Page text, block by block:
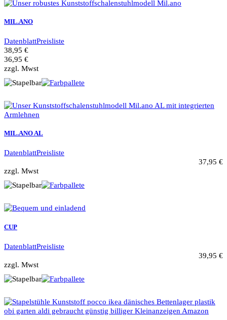
MIL.ANO
DatenblattPreisliste
38,95 €
36,95 €
zzgl. Mwst
MIL.ANO AL
DatenblattPreisliste
37,95 €
zzgl. Mwst
CUP
DatenblattPreisliste
39,95 €
zzgl. Mwst